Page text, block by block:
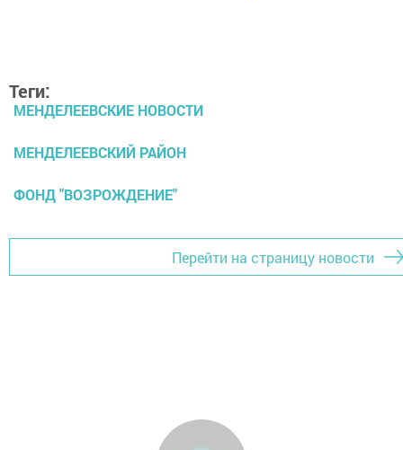
Теги:
МЕНДЕЛЕЕВСКИЕ НОВОСТИ
МЕНДЕЛЕЕВСКИЙ РАЙОН
ФОНД "ВОЗРОЖДЕНИЕ"
Перейти на страницу новости